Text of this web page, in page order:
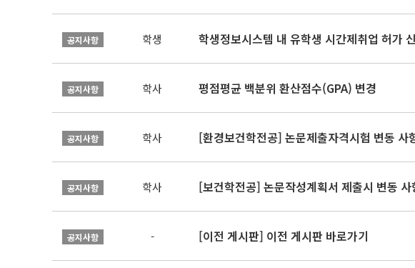
공지사항 학생 학생정보시스템 내 유학생 시간제취업 허가
공지사항 학사 평점평균 백분위 환산점수(GPA) 변경
공지사항 학사 [환경보건학전공] 논문제출자격시험 변동 사
공지사항 학사 [보건학전공] 논문작성계획서 제출시 변동 사
공지사항 - [이전 게시판] 이전 게시판 바로가기